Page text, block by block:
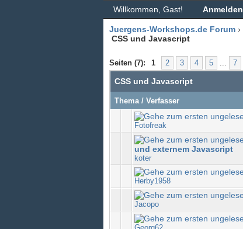
Willkommen, Gast! Anmelden
Juergens-Workshops.de Forum›
CSS und Javascript
Seiten (7): 1 2 3 4 5 ... 7
CSS und Javascript
Thema/Verfasser
Fotofreak
und externem Javascript
koter
Herby1958
Jacopo